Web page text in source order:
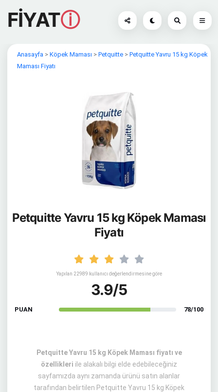
FİYATⓘ
Anasayfa > Köpek Maması > Petquitte > Petquitte Yavru 15 kg Köpek
Maması Fiyatı
Petquitte Yavru 15 kg Köpek Maması
Fiyatı
Yapılan 22989 kullanıcı değerlendirmesine göre
3.9/5
PUAN 78/100
Petquitte Yavru 15 kg Köpek Maması fiyatı ve
özellikleri ile alakalı bilgi elde edebileceğiniz
sayfamızda aynı zamanda ürünü satın alanlar
tarafından belirtilen Petquitte Yavru 15 kg Köpek